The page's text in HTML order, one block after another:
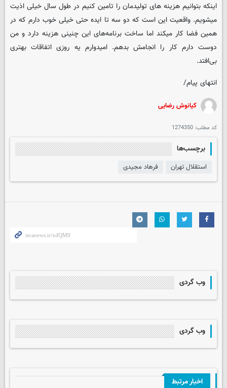
اینکه بتوانیم هزینه های تولیدمان را تامین کنیم در طول سال خیلی اذیت
میشویم. واقعیت این است که دو سه تا ایده حتی خیلی خوب دارم که در
همین فضا کار میکند اما ساخت برنامه‌های این چنینی هزینه دارد و من
دوست دارم کار را انجامش بدهم. امیدوارم یه روزی اتفاقات بهتری
بی‌افتد.
انتهای پیام/
کیانوش رضایی
کد مطلب: 1274350
برچسب‌ها
استقلال تهران فرهاد مجیدی
وب گردی
وب گردی
اخبار مرتبط